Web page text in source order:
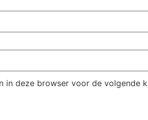
in deze browser voor de volgende